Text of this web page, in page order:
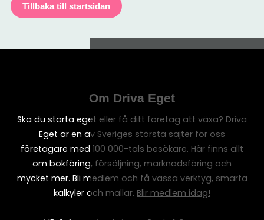
Tillbaka till startsidan
Om Driva Eget
Ska du starta eget eller få ditt företag att växa? Driva
Eget är en av Sveriges största sajter för oss
företagare med 100 000-tals besökare. Här finns allt
om bokföring, försäljning, marknadsföring och
mycket mer. Bli medlem och få vassa verktyg, smarta
kalkyler och mallar. Blir medlem idag!